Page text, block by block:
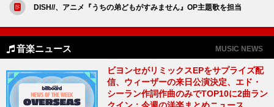
DISH//、アニメ『うちの弟どもがすみません』OP主題歌を担当
音楽ニュース MUSIC NEWS
ビヨンセがリミックスEPをサプライズ配
信、ウィーザーの来日公演決定、エド・
シーラン作詞作曲のみでTOP10に2曲ラン